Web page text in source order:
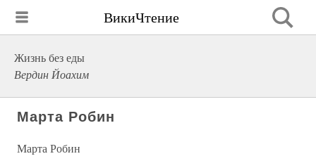
ВикиЧтение
Жизнь без еды
Вердин Йоахим
Марта Робин
Марта Робин